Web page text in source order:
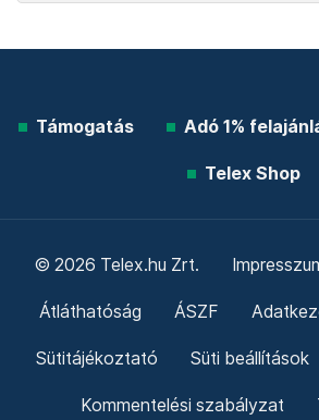
Támogatás Adó 1%
Telex Shop
© 2026 Telex.hu Zrt.
Átláthatóság ÁSZF
Sütitájékoztató Süti beállítások
Kommentelési szabályzat